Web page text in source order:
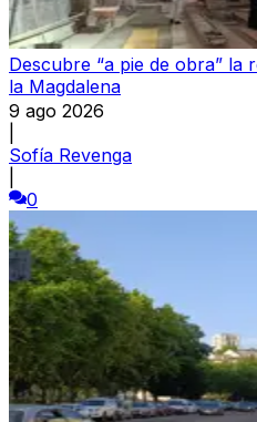
Descubre “a pie de obra” la
la Magdalena
9 ago 2026
Sofía Revenga
0